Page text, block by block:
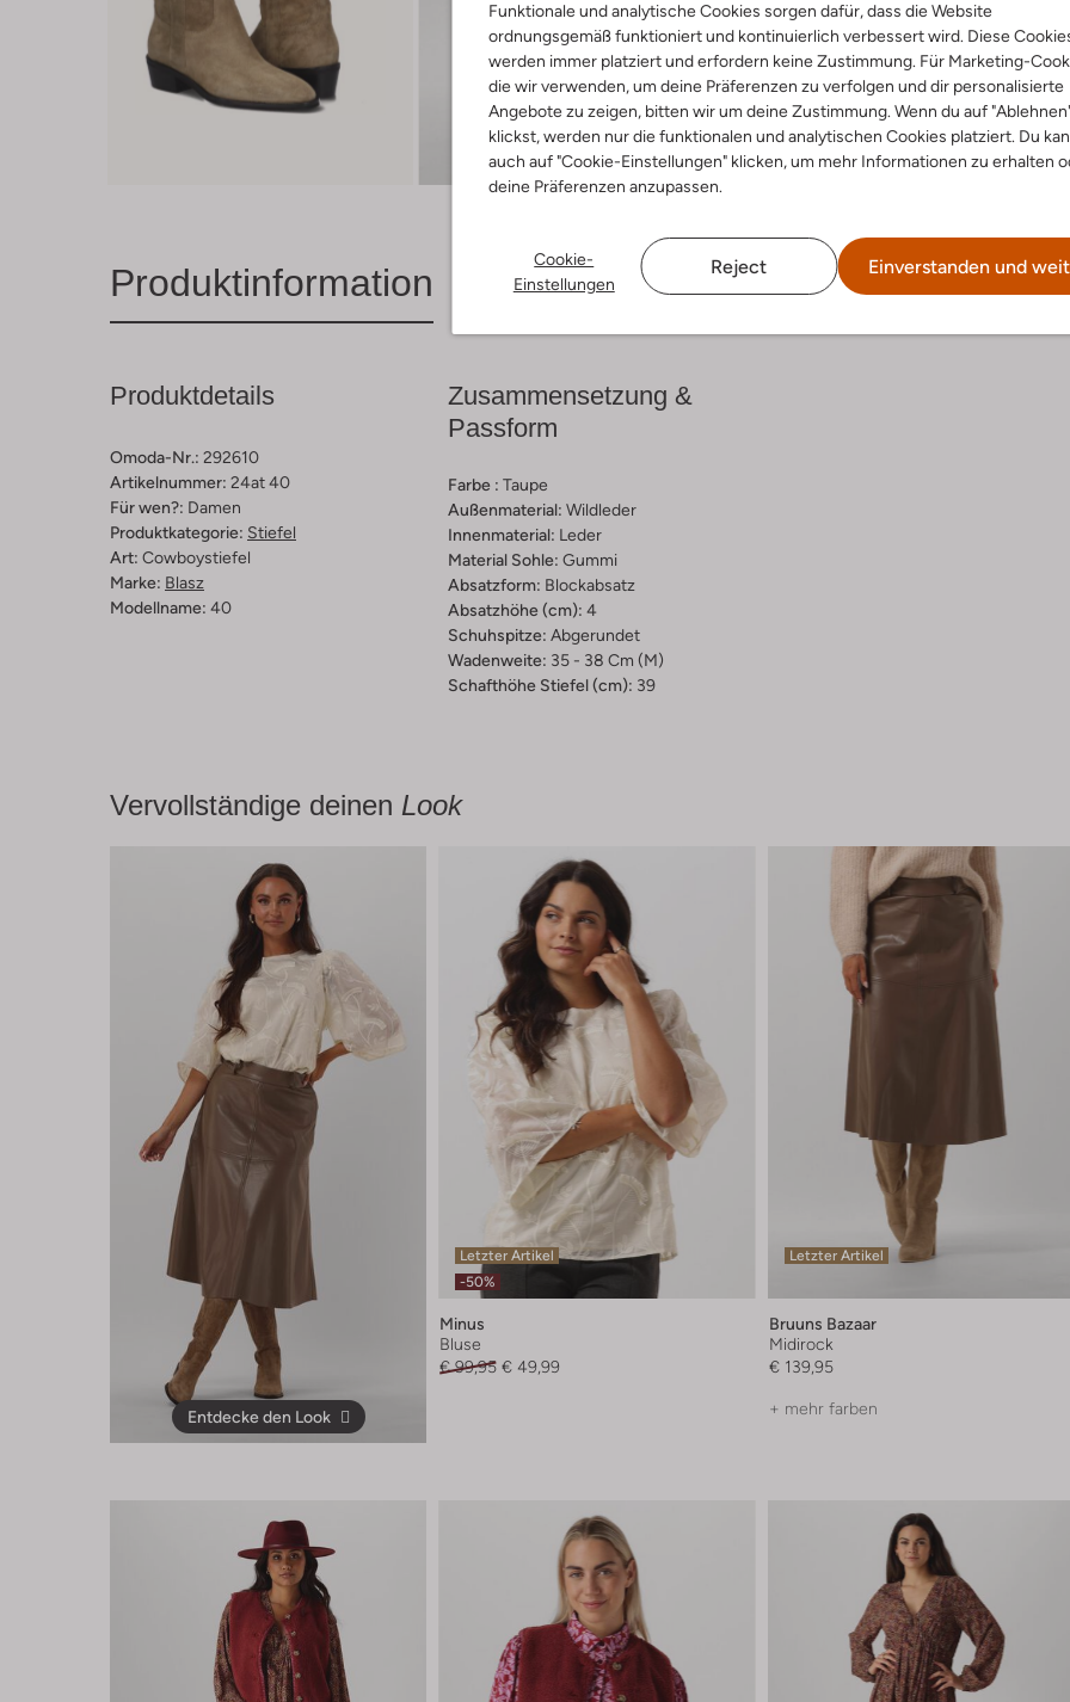
Funktionale und analytische Cookies sorgen dafür, dass die Website
ordnungsgemäß funktioniert und kontinuierlich verbessert wird. Diese
werden immer platziert und erfordern keine Zustimmung. Für Marketing-
die wir verwenden, um deine Präferenzen zu verfolgen und dir personalisierte
Angebote zu zeigen, bitten wir um deine Zustimmung. Wenn du auf
klickst, werden nur die funktionalen und analytischen Cookies platziert. Du
auch auf "Cookie-Einstellungen" klicken, um mehr Informationen zu erhalten
deine Präferenzen anzupassen.
Cookie-
Einstellungen
Reject Einverstanden und
Entdecke den Look
Produktinformation Lieferung & Rückgabe
Produktdetails
Omoda-Nr.: 292610
Artikelnummer: 24at 40
Für wen?: Damen
Produktkategorie: Stiefel
Art: Cowboystiefel
Marke: Blasz
Modellname: 40
Zusammensetzung &
Passform
Farbe : Taupe
Außenmaterial: Wildleder
Innenmaterial: Leder
Material Sohle: Gummi
Absatzform: Blockabsatz
Absatzhöhe (cm): 4
Schuhspitze: Abgerundet
Wadenweite: 35 - 38 Cm (m)
Schafthöhe Stiefel (cm): 39
Vervollständige deinen Look
Entdecke den Look
Letzter Artikel
-50%
Minus
Bluse
€ 99,95 € 49,99
Letzter Artikel
Bruuns Bazaar
Midirock
€ 139,95
+ mehr farben